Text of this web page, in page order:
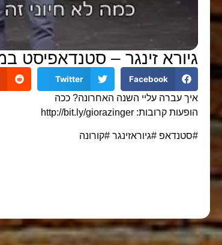
גיורא זינגר – סטנדאפיסט
Facebook
Twitter
איך עברה עליי השנה האחרונה? ככה
הופעות קרובות: http://bit.ly/giorazinger
#סטנדאפ #גיוראזינגר #קורונה